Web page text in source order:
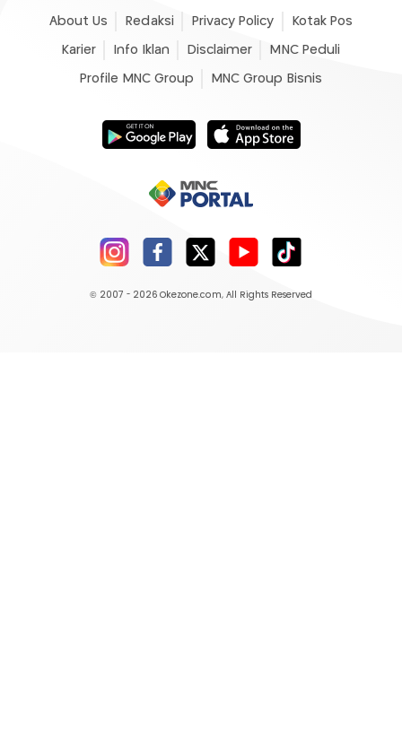
About Us Redaksi Privacy Policy Kotak Pos
Karier Info Iklan Disclaimer MNC Peduli
Profile MNC Group MNC Group Bisnis
© 2007 - 2026 Okezone.com, All Rights Reserved